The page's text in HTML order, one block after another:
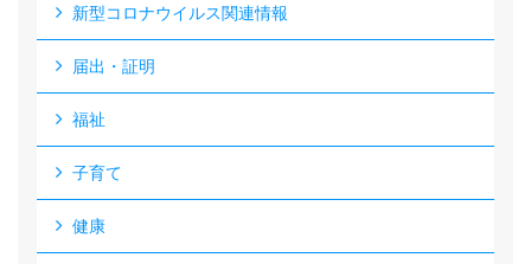
新型コロナウイルス関連情報
届出・証明
福祉
子育て
健康